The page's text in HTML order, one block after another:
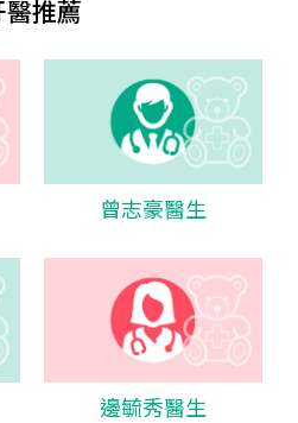
醫推薦
曾志豪醫生
邊毓秀醫生